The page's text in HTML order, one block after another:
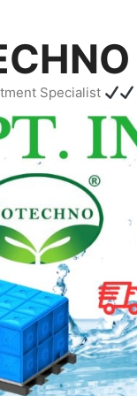
Specialist